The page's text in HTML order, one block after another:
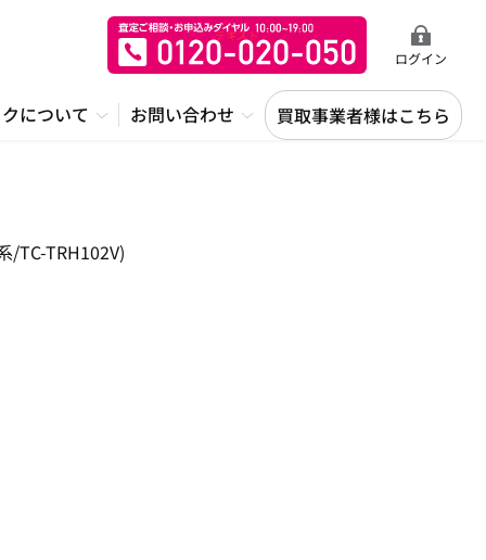
ログイン
について お問い合わせ 買取事業者様はこちら
TC-TRH102V)